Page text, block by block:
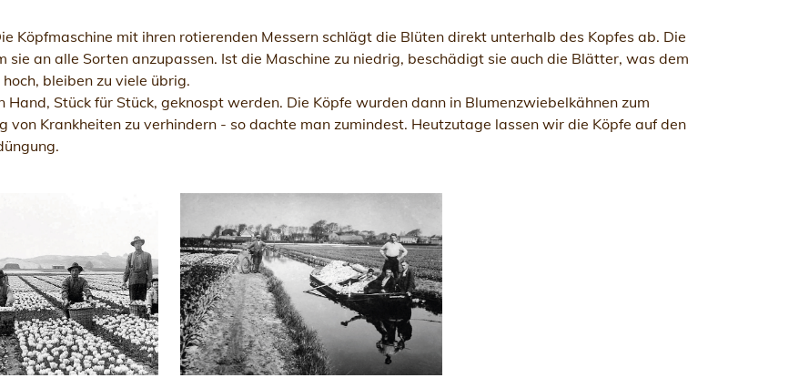
Köpfmaschine mit ihren rotierenden Messern schlägt die Blüten direkt unterhalb des Kopfes ab. Die
sie an alle Sorten anzupassen. Ist die Maschine zu niedrig, beschädigt sie auch die Blätter, was dem
bleiben zu viele übrig.
Stück für Stück, geknospt werden. Die Köpfe wurden dann in Blumenzwiebelkähnen zum
Krankheiten zu verhindern - so dachte man zumindest. Heutzutage lassen wir die Köpfe auf den